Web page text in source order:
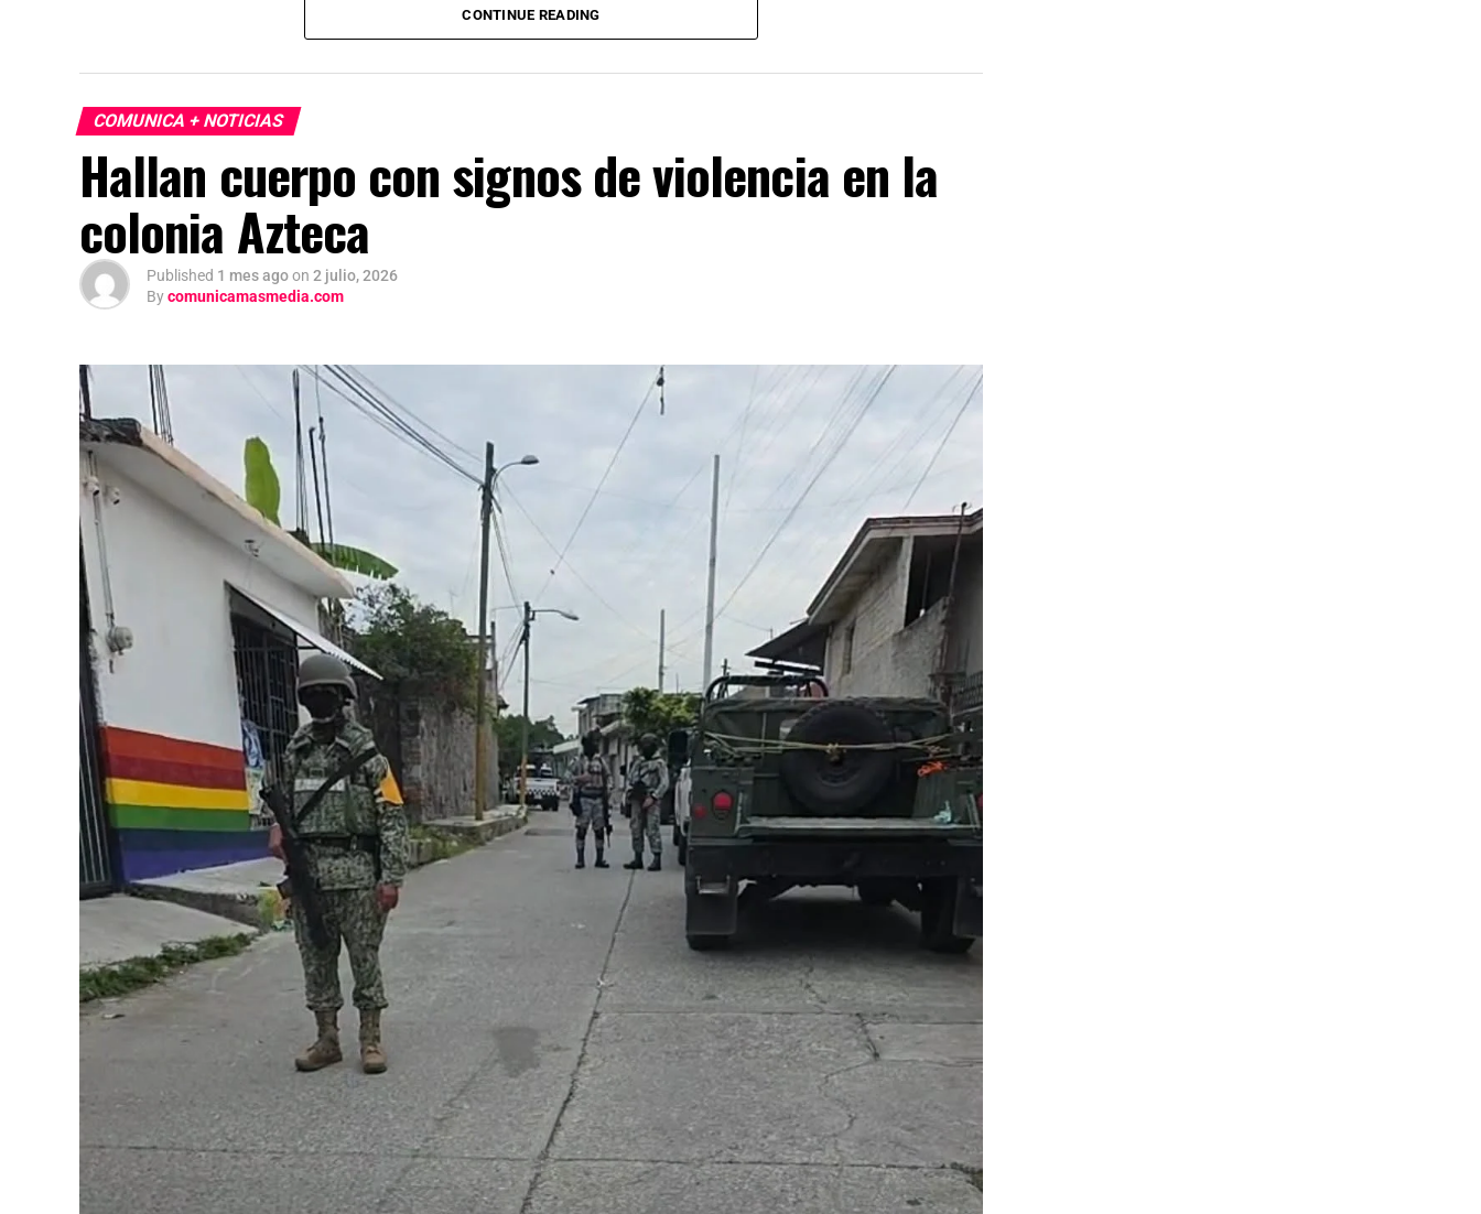
México, Estados Unidos y Canadá (T-MEC) se mantiene sin cambios y continúa ofreciendo
certidumbre a inversionistas, pese a los procesos de revisión previstos. Por su parte, la
presidenta afirmó que el peso mexicano se mantiene estable frente al dólar y reiteró que el
país es seguro para visitantes, tras los recientes incidentes registrados durante
celebraciones en la capital.
CONTINUE READING
COMUNICA + NOTICIAS
Hallan cuerpo con signos de violencia en la
colonia Azteca
Published 1 mes agoon 2 julio, 2026
Bycomunicamasmedia.com